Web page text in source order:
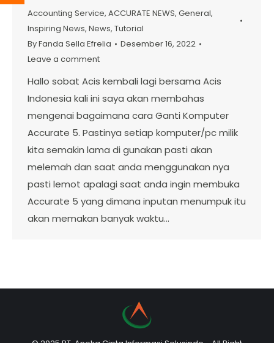
Accounting Service, ACCURATE NEWS, General,
Inspiring News, News, Tutorial
ByFanda Sella Efrelia
Desember 16, 2022
Leave a comment
Hallo sobat Acis kembali lagi bersama Acis
Indonesia kali ini saya akan membahas
mengenai bagaimana cara Ganti Komputer
Accurate 5. Pastinya setiap komputer/pc milik
kita semakin lama di gunakan pasti akan
melemah dan saat anda menggunakan nya
pasti lemot apalagi saat anda ingin membuka
Accurate 5 yang dimana inputan menumpuk itu
akan memakan banyak waktu…